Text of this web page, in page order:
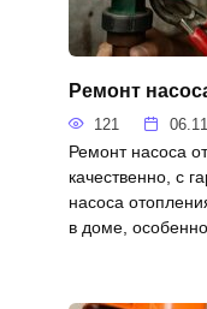
Ремонт
121
Ремонт насоса
качественно, с
насоса
в доме,